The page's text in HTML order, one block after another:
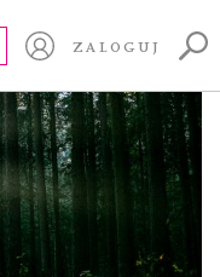
ZALOGUJ